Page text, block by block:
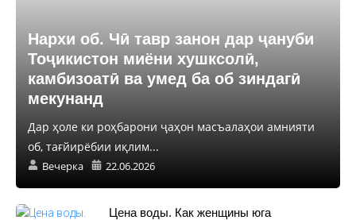
Нархи об. Чӣ тавр занон дар ҷануби
Тоҷикистон миёни хушксолӣ,
камбизоатӣ ва умед ба об зиндагӣ
мекунанд
Дар ҳоле ки роҳбарони ҷаҳон масъалаҳои амнияти
об, тағйирёбии иқлим...
Вечерка 22.06.2026
Цена воды. Как женщины юга